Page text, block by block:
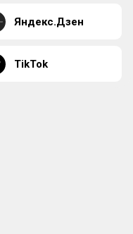
Яндекс.Дзен
TikTok